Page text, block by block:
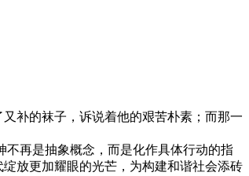
补的袜子，诉说着他的艰苦朴素；而那一
再是抽象概念，而是化作具体行动的指
放更加耀眼的光芒，为构建和谐社会添砖